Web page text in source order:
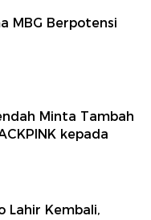
MBG Berpotensi
Minta Tambah
kepada
Lahir Kembali,